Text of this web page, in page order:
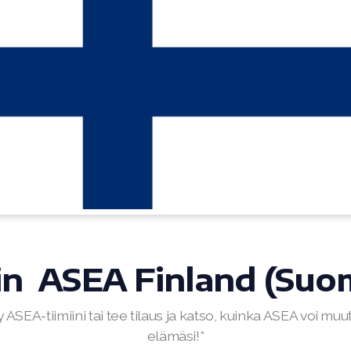
ASEA Finland
ASEA-tiimiini tai tee tilaus ja katso, kuinka ASEA voi
elämäsi!*